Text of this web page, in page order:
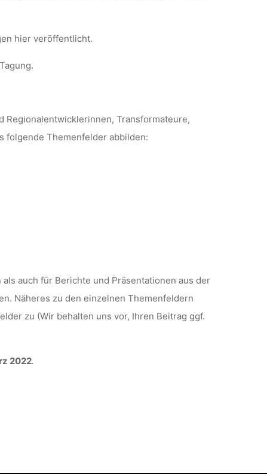
hier veröffentlicht.
Regionalentwicklerinnen, Transformateure,
folgende Themenfelder abbilden:
auch für Berichte und Präsentationen aus der
Näheres zu den einzelnen Themenfeldern
zu (Wir behalten uns vor, Ihren Beitrag ggf.
2022.